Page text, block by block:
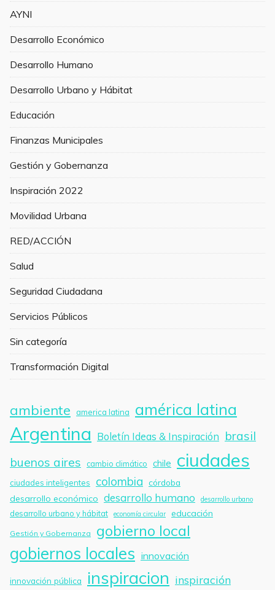
AYNI
Desarrollo Económico
Desarrollo Humano
Desarrollo Urbano y Hábitat
Educación
Finanzas Municipales
Gestión y Gobernanza
Inspiración 2022
Movilidad Urbana
RED/ACCIÓN
Salud
Seguridad Ciudadana
Servicios Públicos
Sin categoría
Transformación Digital
ambiente america latina américa latina
Argentina Boletín Ideas & Inspiración brasil
buenos aires
cambio climático chile ciudades
ciudades inteligentes colombia córdoba
desarrollo económico desarrollo humano desarrollo urbano
desarrollo urbano y hábitat economía circular educación
Gestión y Gobernanza gobierno local
gobiernos locales innovación
innovación pública inspiracion inspiración